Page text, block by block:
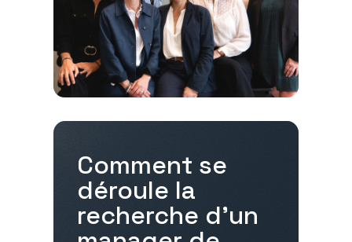
Comment se
déroule la
recherche d'un